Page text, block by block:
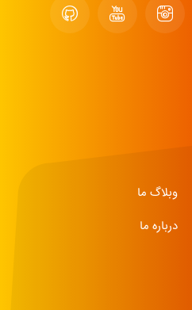
وبلاگ ما
درباره ما